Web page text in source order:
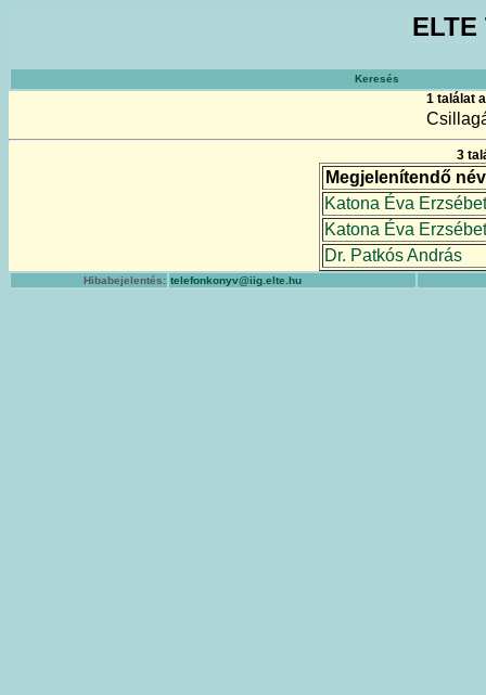
Keresés
1 találat
3
Megjelenítendő név
Katona Éva Erzsébet
Katona Éva Erzsébet
Dr. Patkós András
Hibabejelentés: telefonkonyv@iig.elte.hu